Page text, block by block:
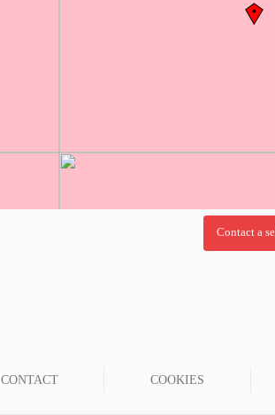
CONTACT COOKIES